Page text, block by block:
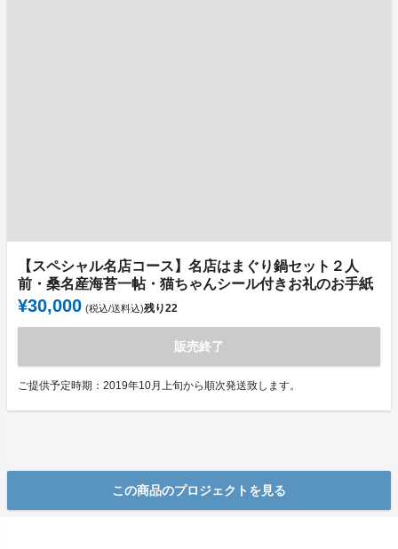
【スペシャル名店コース】名店はまぐり鍋セット２人
前・桑名産海苔一帖・猫ちゃんシール付きお礼のお手紙
¥30,000 (税込/送料込)残り22
販売終了
ご提供予定時期：2019年10月上旬から順次発送致します。
この商品のプロジェクトを見る